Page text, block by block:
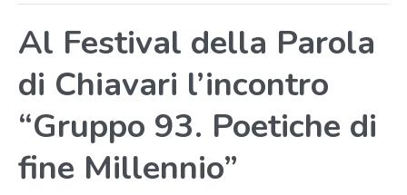
Al Festival della Parola
di Chiavari l’incontro
“Gruppo 93. Poetiche di
fine Millennio”